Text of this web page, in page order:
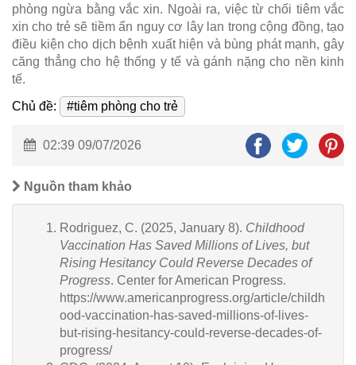
phòng ngừa bằng vắc xin. Ngoài ra, việc từ chối tiêm vắc
xin cho trẻ sẽ tiềm ẩn nguy cơ lây lan trong cộng đồng, tạo
điều kiện cho dịch bệnh xuất hiện và bùng phát mạnh, gây
căng thẳng cho hệ thống y tế và gánh nặng cho nền kinh
tế.
Chủ đề:
#tiêm phòng cho trẻ
02:39 09/07/2026
Nguồn tham khảo
Rodriguez, C. (2025, January 8). Childhood
Vaccination Has Saved Millions of Lives, but
Rising Hesitancy Could Reverse Decades of
Progress. Center for American Progress.
https://www.americanprogress.org/article/childh
ood-vaccination-has-saved-millions-of-lives-
but-rising-hesitancy-could-reverse-decades-of-
progress/